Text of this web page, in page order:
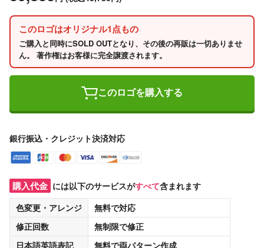
このロゴはオリジナル1点もの
ご購入と同時にSOLD OUTとなり、その後の再販は一切ありませ
ん。 著作権はお客様に完全譲渡されます。
このロゴを購入する
銀行振込・クレジット決済対応
購入代金 には以下のサービスがすべて含まれます
色変更・アレンジ
無料で対応
修正回数
無制限で修正
日本語英語表記
無料で両パターン作成